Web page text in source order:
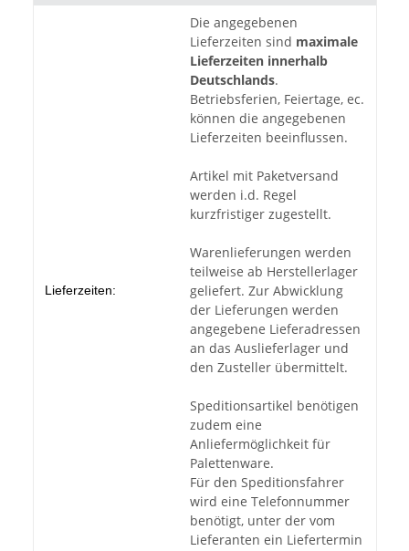
Lieferzeiten:
Die angegebenen
Lieferzeiten sind maximale
Lieferzeiten innerhalb
Deutschlands.
Betriebsferien, Feiertage, ec.
können die angegebenen
Lieferzeiten beeinflussen.
Artikel mit Paketversand
werden i.d. Regel
kurzfristiger zugestellt.
Warenlieferungen werden
teilweise ab Herstellerlager
geliefert. Zur Abwicklung
der Lieferungen werden
angegebene Lieferadressen
an das Auslieferlager und
den Zusteller übermittelt.
Speditionsartikel benötigen
zudem eine
Anliefermöglichkeit für
Palettenware.
Für den Speditionsfahrer
wird eine Telefonnummer
benötigt, unter der vom
Lieferanten ein Liefertermin